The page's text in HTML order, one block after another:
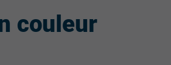
couleur